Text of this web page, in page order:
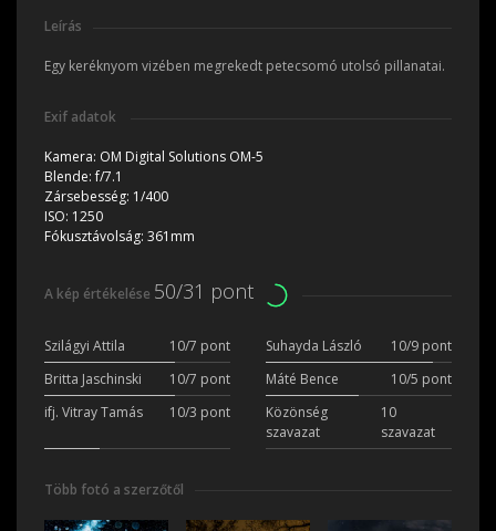
Leírás
Egy keréknyom vizében megrekedt petecsomó utolsó pillanatai.
Exif adatok
Kamera: OM Digital Solutions OM-5
Blende:f/7.1
Zársebesség: 1/400
ISO: 1250
Fókusztávolság: 361mm
A kép értékelése 50/31 pont
Szilágyi Attila 10/7 pont Suhayda László
10/9 pont
Britta Jaschinski
10/7 pont Máté Bence
10/5 pont
ifj. Vitray Tamás
10/3 pont
Közönség
szavazat
10
szavazat
Több fotó a szerzőtől